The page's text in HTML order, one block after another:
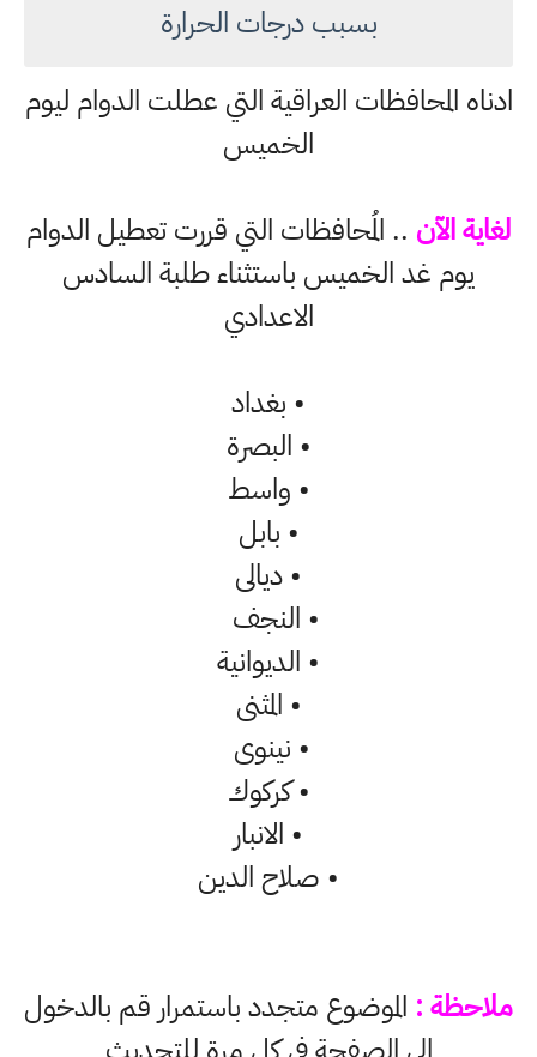
بسبب درجات الحرارة
ادناه المحافظات العراقية التي عطلت الدوام ليوم
الخميس
لغاية الآن .. المُحافظات التي قررت تعطيل الدوام
يوم غد الخميس باستثناء طلبة السادس
الاعدادي
• بغداد
• البصرة
• واسط
• بابل
•ديالى
• النجف
• الديوانية
• المثنى
• نينوى
• كركوك
• الانبار
• صلاح الدين
ملاحظة : الموضوع متجدد باستمرار قم بالدخول